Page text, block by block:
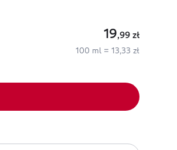
19,99 zł
100 ml = 13,33 zł